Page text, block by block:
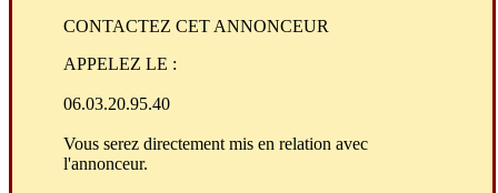
CONTACTEZ CET ANNONCEUR
APPELEZ LE :
06.03.20.95.40
Vous serez directement mis en relation avec
l'annonceur.